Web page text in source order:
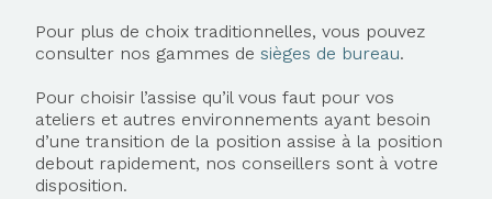
Pour plus de choix traditionnelles, vous pouvez
consulter nos gammes de sièges de bureau.
Pour choisir l’assise qu’il vous faut pour vos
ateliers et autres environnements ayant besoin
d’une transition de la position assise à la position
debout rapidement, nos conseillers sont à votre
disposition.